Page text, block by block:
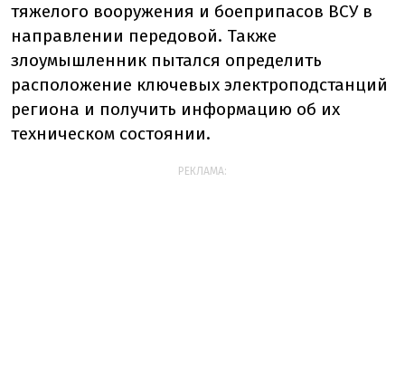
тяжелого вооружения и боеприпасов ВСУ в
направлении передовой. Также
злоумышленник пытался определить
расположение ключевых электроподстанций
региона и получить информацию об их
техническом состоянии.
РЕКЛАМА: